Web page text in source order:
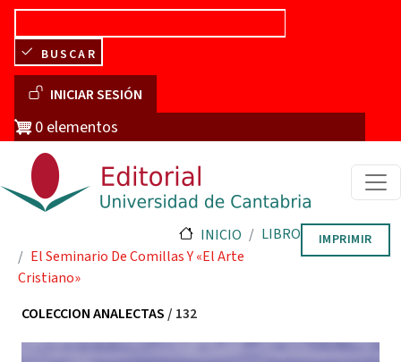
Pasar al contenido principal
BUSCAR
Menú de cuenta de usuario
INICIAR SESIÓN
0 elementos
INICIO
LIBRO
El Seminario De Comillas Y «el Arte
Cristiano»
IMPRIMIR
COLECCION ANALECTAS/ 132